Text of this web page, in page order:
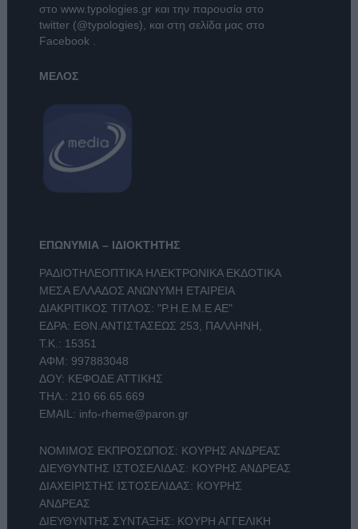
στο www.typologies.grκαι την παρουσία στο
twitter (@typologies) , και στη σελίδα μας στο
Facebook
ΜΕΛΟΣ
ΕΠΩΝΥΜΙΑ – ΙΔΙΟΚΤΗΤΗΣ
ΡΑΔΙΟΤΗΛΕΟΠΤΙΚΑ ΗΛΕΚΤΡΟΝΙΚΑ ΕΚΔΟΤΙΚΑ
ΜΕΣΑ ΕΛΛΑΔΟΣ ΑΝΩΝΥΜΗ ΕΤΑΙΡΕΙΑ
ΔΙΑΚΡΙΤΙΚΟΣ ΤΙΤΛΟΣ: "Ρ.Η.Ε.Μ.Ε ΑΕ"
ΕΔΡΑ: ΕΘΝ.ΑΝΤΙΣΤΑΣΕΩΣ 253, ΠΑΛΛΗΝΗ,
Τ.Κ.: 15351
ΑΦΜ: 997883048
ΔΟΥ: ΚΕΦΟΔΕ ΑΤΤΙΚΗΣ
ΤΗΛ.: 210 66.65.669
EMAIL: info-rheme@paron.gr
ΝΟΜΙΜΟΣ ΕΚΠΡΟΣΩΠΟΣ: ΚΟΥΡΗΣ ΑΝΔΡΕΑΣ
ΔΙΕΥΘΥΝΤΗΣ ΙΣΤΟΣΕΛΙΔΑΣ: ΚΟΥΡΗΣ ΑΝΔΡΕΑΣ
ΔΙΑΧΕΙΡΙΣΤΗΣ ΙΣΤΟΣΕΛΙΔΑΣ: ΚΟΥΡΗΣ
ΑΝΔΡΕΑΣ
ΔΙΕΥΘΥΝΤΗΣ ΣΥΝΤΑΞΗΣ: ΚΟΥΡΗ ΑΓΓΕΛΙΚΗ